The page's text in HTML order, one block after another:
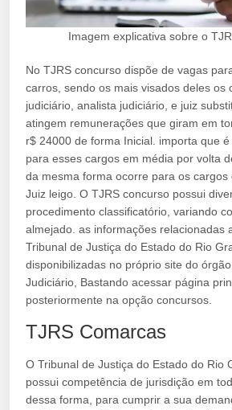
Imagem explicativa sobre o
No TJRS concurso dispõe de vagas
carros, sendo os mais visados deles os
judiciário, analista judiciário, e juiz
atingem remunerações que giram em
r$ 24000 de forma Inicial. importa que
para esses cargos em média por volta
da mesma forma ocorre para os cargos
Juiz leigo. O TJRS concurso possui
procedimento classificatório, variando
almejado. as informações relacionadas
Tribunal de Justiça do Estado do Rio
disponibilizadas no próprio site do
Judiciário, Bastando acessar página
posteriormente na opção concursos.
TJRS Comarcas
O Tribunal de Justiça do Estado do Rio
possui competência de jurisdição em
dessa forma, para cumprir a sua